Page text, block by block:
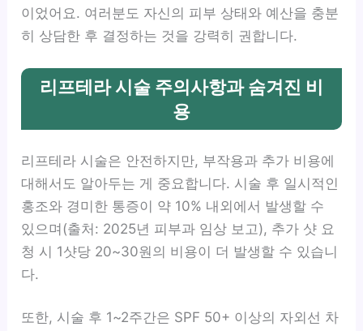
이었어요. 여러분도 자신의 피부 상태와 예산을 충분
히 상담한 후 결정하는 것을 강력히 권합니다.
리프테라 시술 주의사항과 숨겨진 비
용
리프테라 시술은 안전하지만, 부작용과 추가 비용에
대해서도 알아두는 게 중요합니다. 시술 후 일시적인
홍조와 경미한 통증이 약 10% 내외에서 발생할 수
있으며(출처: 2025년 피부과 임상 보고), 추가 샷 요
청 시 1샷당 20~30원의 비용이 더 발생할 수 있습니
다.
또한, 시술 후 1~2주간은 SPF 50+ 이상의 자외선 차